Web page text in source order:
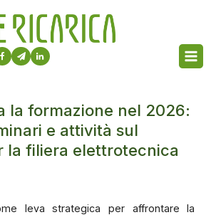
la formazione nel 2026:
e attività sul
la filiera elettrotecnica
leva strategica per affrontare la